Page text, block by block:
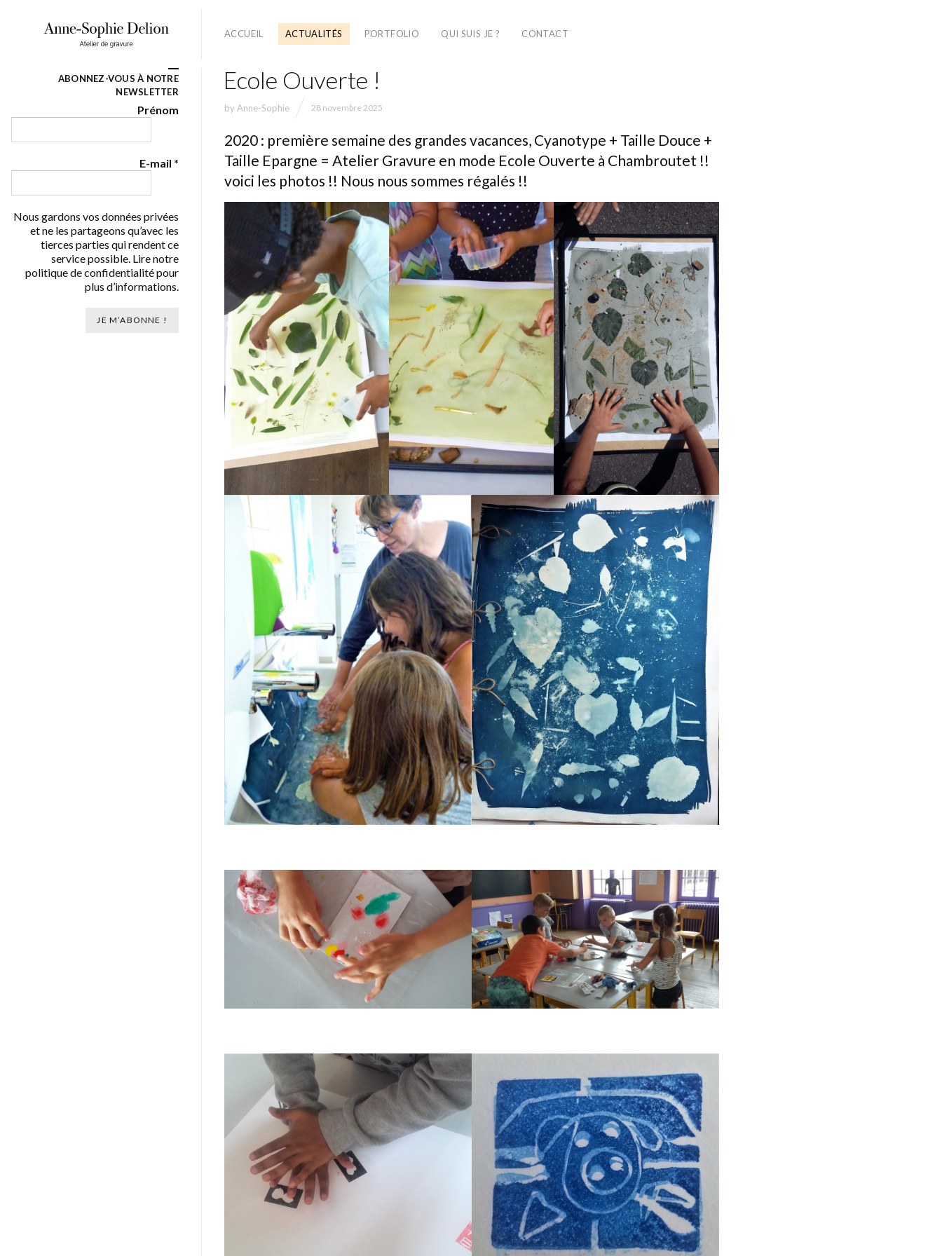
ACCUEIL ACTUALITÉS PORTFOLIO QUI SUIS JE ? CONTACT
Ecole Ouverte !
by Anne-Sophie 28 novembre 2025
2020 : première semaine des grandes vacances, Cyanotype + Taille Douce +
Taille Epargne = Atelier Gravure en mode Ecole Ouverte à Chambroutet !!
voici les photos !! Nous nous sommes régalés !!
ABONNEZ-VOUS À NOTRE
NEWSLETTER
Prénom
E-mail *
Nous gardons vos données privées
et ne les partageons qu’avec les
tierces parties qui rendent ce
service possible. Lire notre
politique de confidentialité pour
plus d’informations.